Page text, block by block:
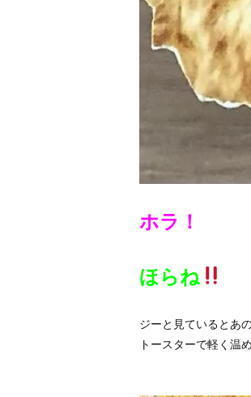
ホラ！
ほらね
ジーと見ているとあ
トースターで軽く温